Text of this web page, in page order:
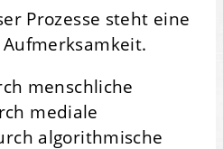
Prozesse steht eine
menschliche
mediale
algorithmische